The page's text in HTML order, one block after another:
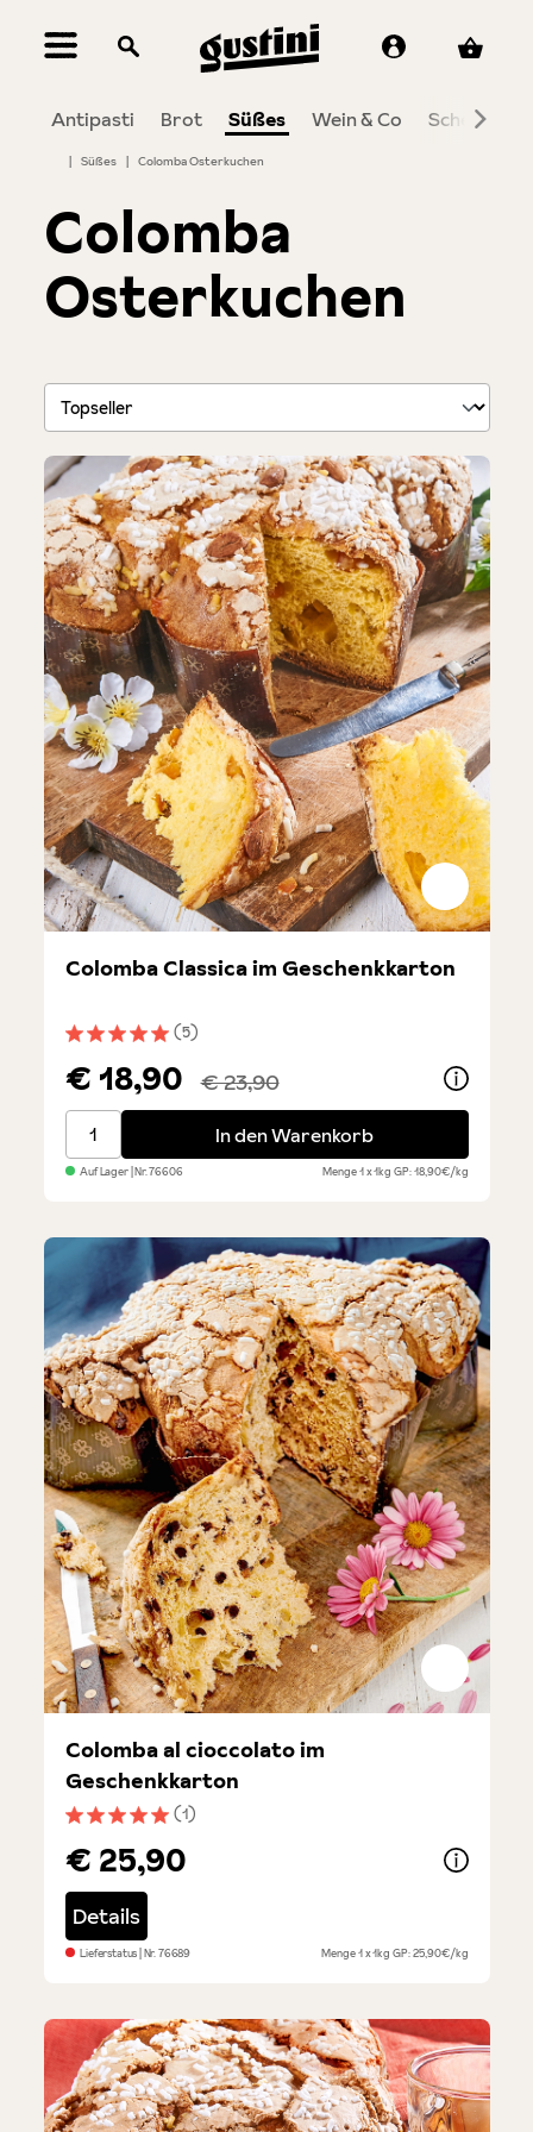
springen
Antipasti Brot Süßes Wein & Co Schenken
| Süßes | Colomba Osterkuchen
Colomba
Osterkuchen
Durchschnittliche Bewertung von 5 von 5 Sternen
(5)
Colomba Classica im Geschenkkarton
€ 18,90 € 23,90
Colomba Classica im Geschenkkarton
In den Warenkorb
Auf Lager| Nr.76606 Menge1 x 1kgGP: 18,90€/kg
Durchschnittliche Bewertung von 5 von 5 Sternen
(1)
Colomba al cioccolato im
Geschenkkarton
€ 25,90
Details
Lieferstatus| Nr.76689 Menge1 x 1kgGP: 25,90€/kg